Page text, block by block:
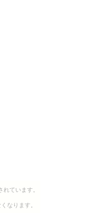
ています。
なります。